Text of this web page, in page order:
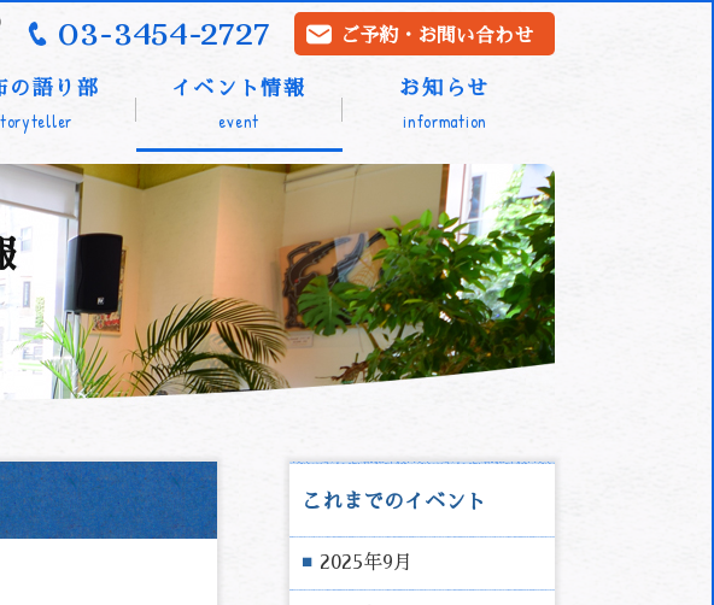
ご予約・お問い合わせ
03-3454-2727
の語り部 イベント情報
event
お知らせ
information
これまでのイベント
2025年9月